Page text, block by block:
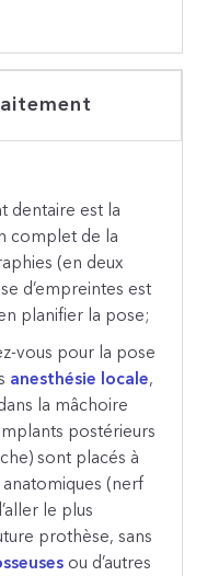
dentaire est la
complet de la
(en deux
d’empreintes est
planifier la pose;
vous pour la pose
anesthésie locale,
la mâchoire
postérieurs
sont placés à
anatomiques (nerf
le plus
prothèse, sans
ou d’autres